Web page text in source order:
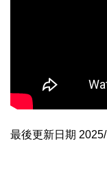
最後更新日期